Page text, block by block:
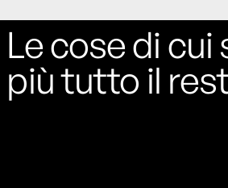
Le cose di cui
più tutto il